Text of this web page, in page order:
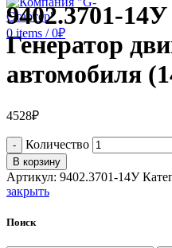
0 items / 0₽
9402.3701-
Генератор
автомобиля
4528₽
Количество
В корзину
Артикул: 9402.3701-14У
закрыть
Поиск